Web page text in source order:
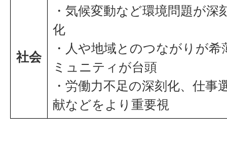
社会
・気候変動など環境問題が
化
・人や地域とのつながりが
ミュニティが台頭
・労働力不足の深刻化、仕
献などをより重要視